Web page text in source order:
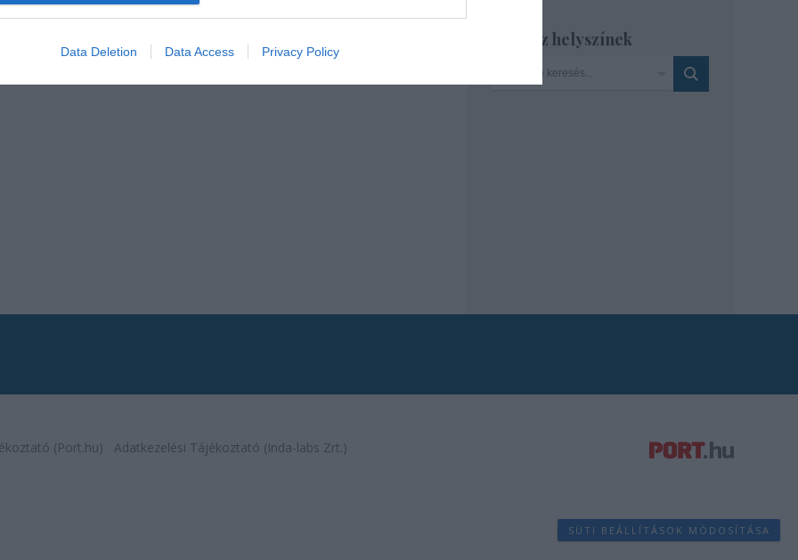
functionality and fraud prevention, and other user protection.
Data Deletion Data Access Privacy Policy
Szinház helyszínek
(Port.hu) Adatkezelési Tájékoztató (Inda-labs Zrt.)
SÜTI BEÁLLÍTÁSOK MÓDOSÍTÁSA